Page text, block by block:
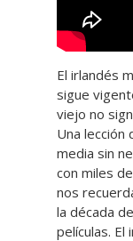
El irlandés
sigue
viejo no
Una
media sin
con miles
nos
la década
películas. El